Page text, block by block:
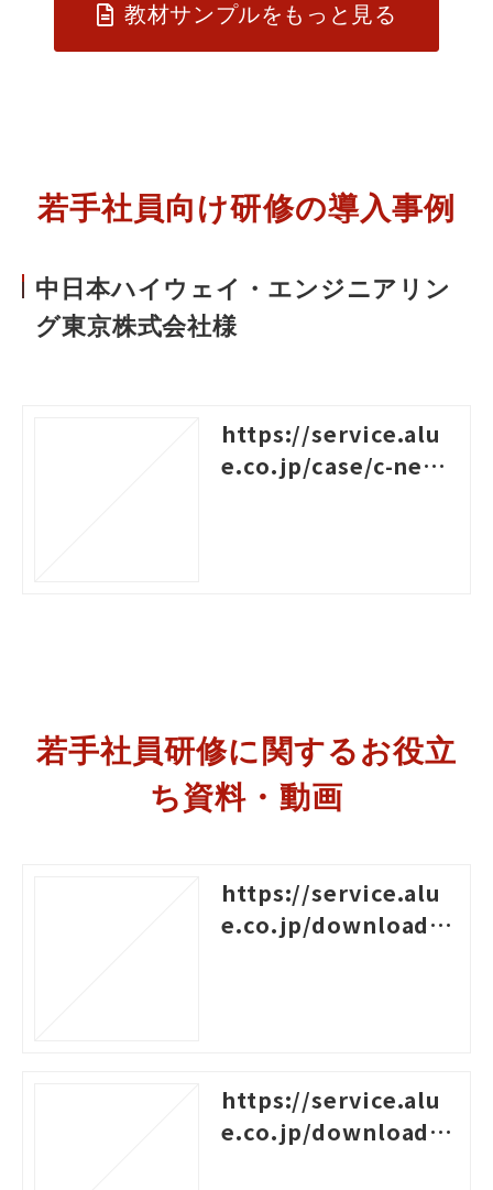
教材サンプルをもっと見る
若手社員向け研修の導入事例
中日本ハイウェイ・エンジニアリン
グ東京株式会社様
https://service.alu
e.co.jp/case/c-nexc
若手社員研修に関するお役立
ち資料・動画
https://service.alu
e.co.jp/download/1
https://service.alu
e.co.jp/download/7